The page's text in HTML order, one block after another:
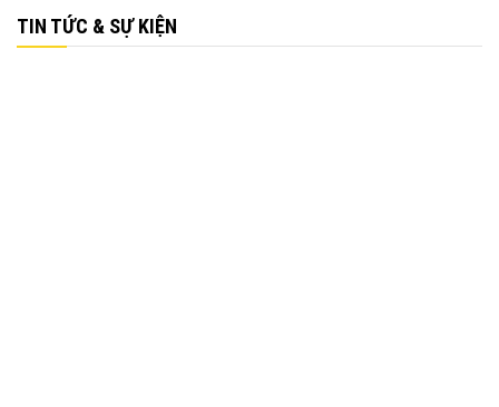
TIN TỨC & SỰ KIỆN